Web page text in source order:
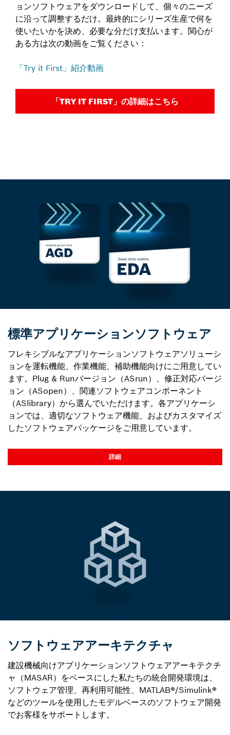
ョンソフトウェアをダウンロードして、個々のニーズ
に沿って調整するだけ。最終的にシリーズ生産で何を
使いたいかを決め、必要な分だけ支払います。関心が
ある方は次の動画をご覧ください：
「Try it First」紹介動画
「TRY IT FIRST」の詳細はこちら
標準アプリケーションソフトウェア
フレキシブルなアプリケーションソフトウェアソリューシ
ョンを運転機能、作業機能、補助機能向けにご用意してい
ます。Plug & Runバージョン（ASrun）、修正対応バージ
ョン（ASopen）、関連ソフトウェアコンポーネント
（ASlibrary）から選んでいただけます。各アプリケーシ
ョンでは、適切なソフトウェア機能、およびカスタマイズ
したソフトウェアパッケージをご用意しています。
詳細
ソフトウェアアーキテクチャ
建設機械向けアプリケーションソフトウェアアーキテクチ
ャ（MASAR）をベースにした私たちの統合開発環境は、
ソフトウェア管理、再利用可能性、MATLAB®/Simulink®
などのツールを使用したモデルベースのソフトウェア開発
でお客様をサポートします。